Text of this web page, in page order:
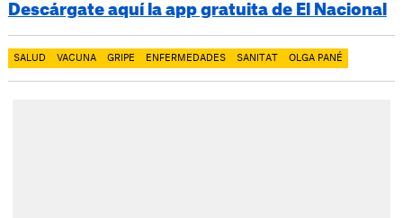
Descárgate aquí la app gratuita de El Nacional
SALUD VACUNA GRIPE ENFERMEDADES SANITAT OLGA PANÉ